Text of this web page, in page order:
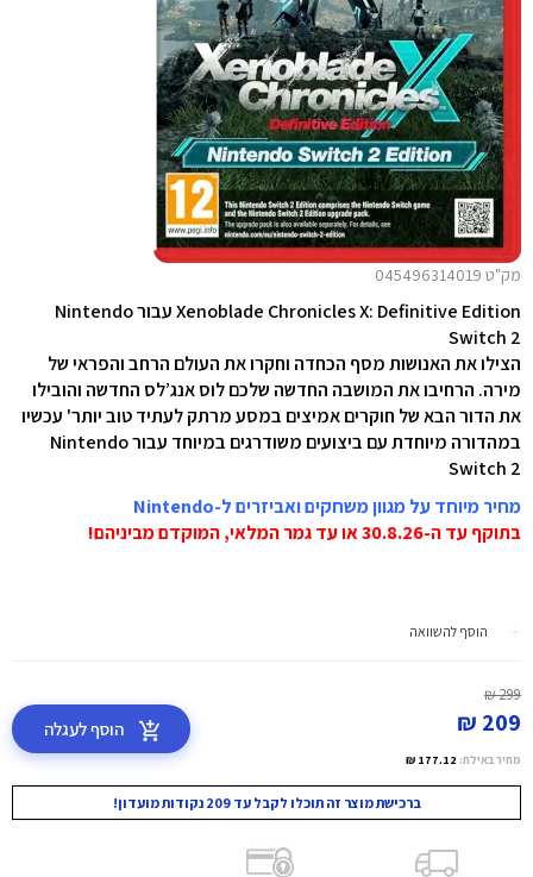
מק"ט 045496314019
Xenoblade Chronicles X: Definitive Edition עבור Nintendo
Switch 2
הצילו את האנושות מסף הכחדה וחקרו את העולם הרחב והפראי של
מירה. הרחיבו את המושבה החדשה שלכם לוס אנג’לס החדשה והובילו
את הדור הבא של חוקרים אמיצים במסע מרתק לעתיד טוב יותר' עכשיו
במהדורה מיוחדת עם ביצועים משודרגים במיוחד עבור Nintendo
Switch 2
מחיר מיוחד על מגוון משחקים ואביזרים ל-Nintendo
בתוקף עד ה-30.8.26 או עד גמר המלאי, המוקדם מביניהם!
הוסף להשוואה
299 ₪
209 ₪
מחיר באילת: 177.12 ₪
הוסף לעגלה
ברכישת מוצר זה תוכלו לקבל עד 209 נקודות מועדון!